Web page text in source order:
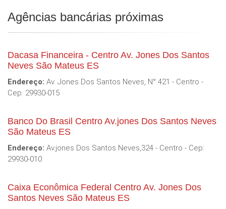
Agências bancárias próximas
Dacasa Financeira - Centro Av. Jones Dos Santos
Neves São Mateus ES
Endereço: Av. Jones Dos Santos Neves, N° 421 - Centro -
Cep: 29930-015
Banco Do Brasil Centro Av.jones Dos Santos Neves
São Mateus ES
Endereço: Av.jones Dos Santos Neves,324 - Centro - Cep:
29930-010
Caixa Econômica Federal Centro Av. Jones Dos
Santos Neves São Mateus ES